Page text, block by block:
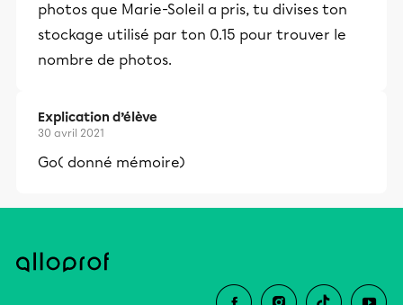
photos que Marie-Soleil a pris, tu divises ton
stockage utilisé par ton 0.15 pour trouver le
nombre de photos.
Explication d’élève
30 avril 2021
Go( donné mémoire)